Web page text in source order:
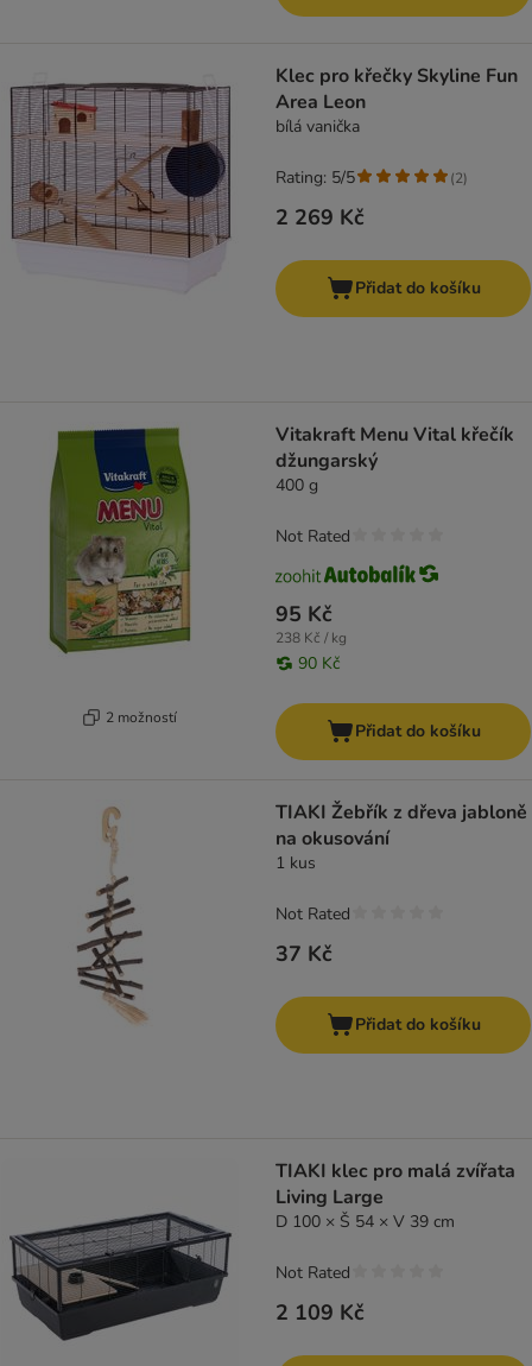
Klec pro křečky Skyline Fun
Area Leon
bílá vanička
2 269 Kč
Rating: 5/5 (2)
Přidat do košíku
2 možností
Vitakraft Menu Vital křečík
džungarský
400 g
95 Kč
238 Kč / kg
90 Kč
Not Rated
Přidat do košíku
TIAKI Žebřík z dřeva jabloně
na okusování
1 kus
37 Kč
Not Rated
Přidat do košíku
TIAKI klec pro malá zvířata
Living Large
D 100 × Š 54 × V 39 cm
2 109 Kč
Not Rated